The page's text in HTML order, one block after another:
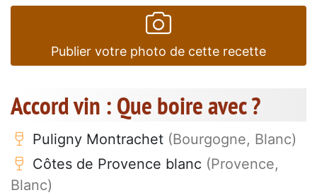
Publier votre photo de cette recette
Accord vin : Que boire avec ?
Puligny Montrachet (Bourgogne, Blanc)
Côtes de Provence blanc (Provence,
Blanc)